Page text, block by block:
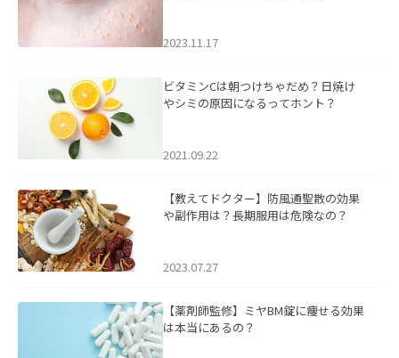
2023.11.17
ビタミンCは朝つけちゃだめ？日焼け
やシミの原因になるってホント？
2021.09.22
【教えてドクター】防風通聖散の効果
や副作用は？長期服用は危険なの？
2023.07.27
【薬剤師監修】ミヤBM錠に痩せる効果
は本当にあるの？